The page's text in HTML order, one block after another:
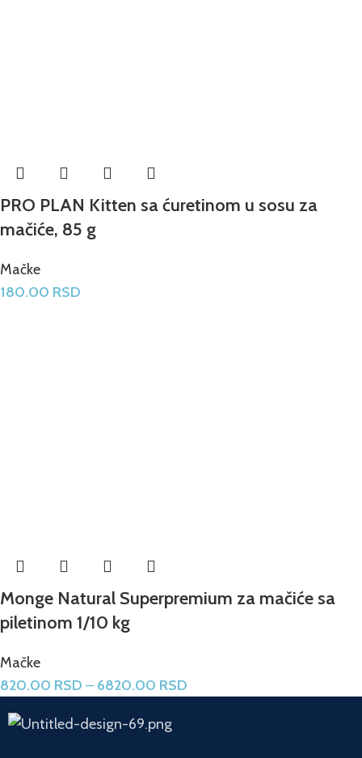
PRO PLAN Kitten sa ćuretinom u sosu za
mačiće, 85 g
Mačke
180.00 RSD
Monge Natural Superpremium za mačiće sa
piletinom 1/10 kg
Mačke
820.00 RSD – 6820.00 RSD